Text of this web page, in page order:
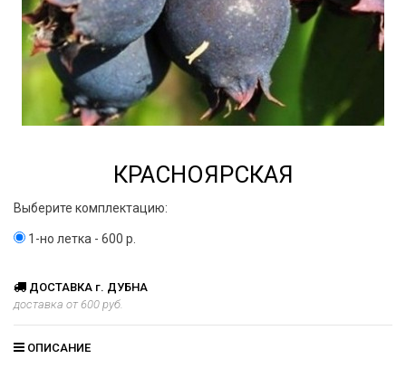
КРАСНОЯРСКАЯ
Выберите комплектацию:
1-но летка - 600 р.
ДОСТАВКА г. ДУБНА
доставка от 600 руб.
ОПИСАНИЕ